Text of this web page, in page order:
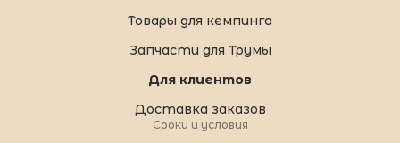
Товары для кемпинга
Запчасти для Трумы
Для клиентов
Доставка заказов
Сроки и условия